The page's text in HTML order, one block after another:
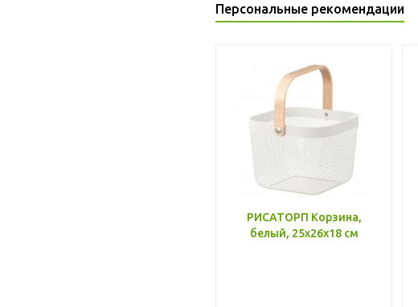
Персональные рекомендации
РИСАТОРП Корзина,
белый, 25x26x18 см